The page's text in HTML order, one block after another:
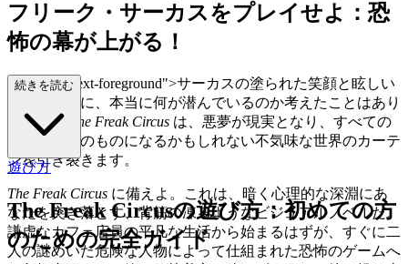
フリーク・サーカスをプレイせよ：恐
怖の幕が上がる！
ass="mb-4 text-foreground">サーカスの塗られた笑顔と眩しい
ライトの裏に、本当に何が潜んでいるのか考えたことはあり
ますか？
The Freak Circus は、悪夢が現実となり、すべての
選択が最後のものになるかもしれない不気味な世界のカーテ
ンを引き裂きます。
The Freak Circus に備えよ。これは、暗く心理的な深淵にあ
なたを突き落とす、背筋の凍るようなビジュアルノベルだ。
謙虚なカフェ店員の平凡な生活から始まるはずが、すぐに二
人の謎めいた危険な人物によって仕組まれた恐怖のゲームへ
続きを読む
遊び方
The Freak Circusの遊び方：初めての方
のための完全ガイド